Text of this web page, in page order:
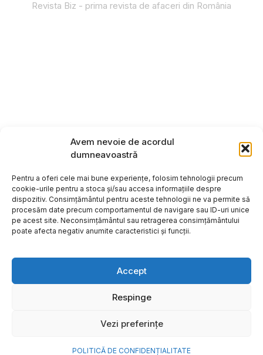
Avem nevoie de acordul
dumneavoastră
Pentru a oferi cele mai bune experiențe, folosim tehnologii precum
cookie-urile pentru a stoca și/sau accesa informațiile despre
dispozitiv. Consimțământul pentru aceste tehnologii ne va permite să
procesăm date precum comportamentul de navigare sau ID-uri unice
pe acest site. Neconsimțământul sau retragerea consimțământului
poate afecta negativ anumite caracteristici și funcții.
Accept
Respinge
Vezi preferințe
POLITICĂ DE CONFIDENȚIALITATE
Revista Biz - prima revista de afaceri din România
Copyright ©2026